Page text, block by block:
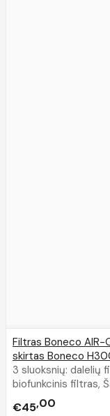
Filtras Boneco AIR-
skirtas Boneco
3 sluoksnių: dalelių
biofunkcinis filtras,
€45 00